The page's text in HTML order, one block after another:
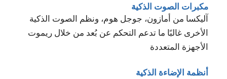
مكبرات الصوت الذكية
آليكسا من أمازون، جوجل هوم، ونظم الصوت الذكية
الأخرى غالبًا ما تدعم التحكم عن بُعد من خلال ريموت
الأجهزة المتعددة
أنظمة الإضاءة الذكية